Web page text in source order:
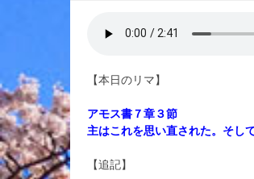
【本日のリマ】
アモス書７章３節
主はこれを思い直された。そし
【追記】